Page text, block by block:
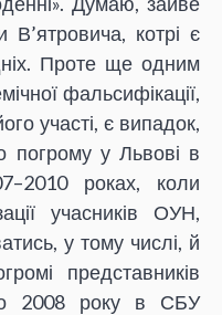
В’ятровича, котрі є
Проте ще одним
фальсифікації,
участі, є випадок,
погрому у Львові в
роках, коли
учасників ОУН,
у тому числі, й
представників
2008 року в СБУ